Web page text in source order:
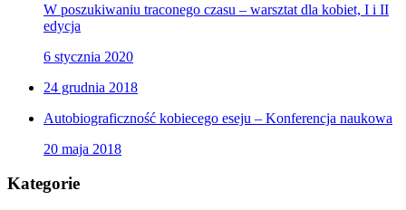
W poszukiwaniu traconego czasu – warsztat dla kobiet, I i II
edycja
6 stycznia 2020
24 grudnia 2018
Autobiograficzność kobiecego eseju – Konferencja naukowa
20 maja 2018
Kategorie